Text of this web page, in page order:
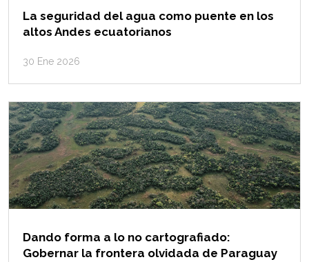
La seguridad del agua como puente en los
altos Andes ecuatorianos
30 Ene 2026
Dando forma a lo no cartografiado:
Gobernar la frontera olvidada de Paraguay